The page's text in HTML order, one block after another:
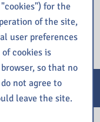
for the
of the site,
user preferences
cookies is
so that no
not agree to
leave the site.